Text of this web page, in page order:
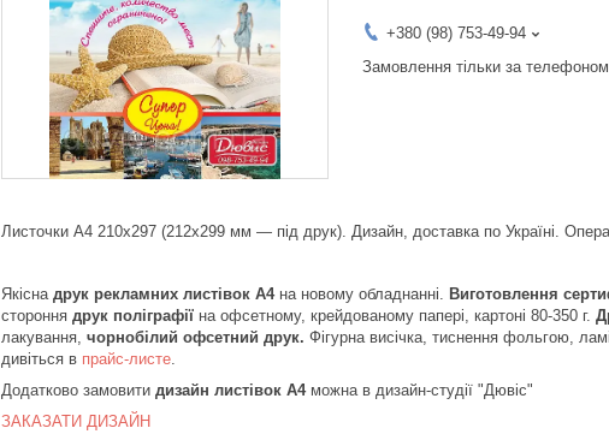
+380 (98) 753-49-94
Замовлення тільки за телефоном
Листочки А4 210х297 (212х299 мм — під друк). Дизайн, доставка по Україні.
Якісна друк рекламних листівок А4 на новому обладнанні. Виготовлення
стороння друк поліграфії на офсетному, крейдованому папері, картоні 80-350 г.
лакування, чорнобілий офсетний друк. Фігурна висічка, тиснення фольгою,
дивіться в прайс-листе
Додатково замовити дизайн листівок А4можна в дизайн-студії "Дювіс"
ЗАКАЗАТИ ДИЗАЙН